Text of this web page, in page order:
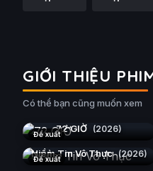
GIỚI THIỆU
Có thể bạn cũng muốn xem
Đề xuất72 GIỜ (2026)
Đề xuất
Niềm Tin Vô Thực (2026)